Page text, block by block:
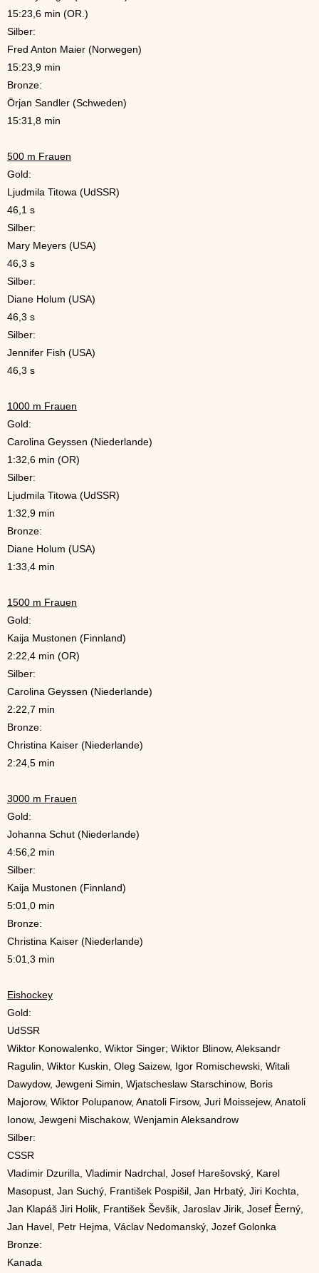
15:23,6 min (OR.)
Silber:
Fred Anton Maier (Norwegen)
15:23,9 min
Bronze:
Örjan Sandler (Schweden)
15:31,8 min
500 m Frauen
Gold:
Ljudmila Titowa (UdSSR)
46,1 s
Silber:
Mary Meyers (USA)
46,3 s
Silber:
Diane Holum (USA)
46,3 s
Silber:
Jennifer Fish (USA)
46,3 s
1000 m Frauen
Gold:
Carolina Geyssen (Niederlande)
1:32,6 min (OR)
Silber:
Ljudmila Titowa (UdSSR)
1:32,9 min
Bronze:
Diane Holum (USA)
1:33,4 min
1500 m Frauen
Gold:
Kaija Mustonen (Finnland)
2:22,4 min (OR)
Silber:
Carolina Geyssen (Niederlande)
2:22,7 min
Bronze:
Christina Kaiser (Niederlande)
2:24,5 min
3000 m Frauen
Gold:
Johanna Schut (Niederlande)
4:56,2 min
Silber:
Kaija Mustonen (Finnland)
5:01,0 min
Bronze:
Christina Kaiser (Niederlande)
5:01,3 min
Eishockey
Gold:
UdSSR
Wiktor Konowalenko, Wiktor Singer; Wiktor Blinow, Aleksandr
Ragulin, Wiktor Kuskin, Oleg Saizew, Igor Romischewski, Witali
Dawydow, Jewgeni Simin, Wjatscheslaw Starschinow, Boris
Majorow, Wiktor Polupanow, Anatoli Firsow, Juri Moissejew, Anatoli
Ionow, Jewgeni Mischakow, Wenjamin Aleksandrow
Silber:
CSSR
Vladimir Dzurilla, Vladimir Nadrchal, Josef Harešovský, Karel
Masopust, Jan Suchý, František Pospišil, Jan Hrbatý, Jiri Kochta,
Jan Klapáš Jiri Holik, František Ševšik, Jaroslav Jirik, Josef Èerný,
Jan Havel, Petr Hejma, Václav Nedomanský, Jozef Golonka
Bronze:
Kanada